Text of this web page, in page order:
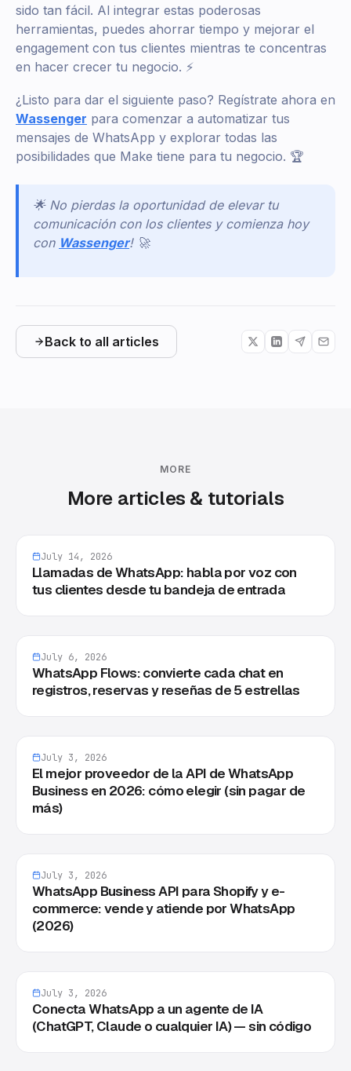
sido tan fácil. Al integrar estas poderosas
herramientas, puedes ahorrar tiempo y mejorar el
engagement con tus clientes mientras te concentras
en hacer crecer tu negocio. ⚡
¿Listo para dar el siguiente paso? Regístrate ahora en
Wassenger para comenzar a automatizar tus
mensajes de WhatsApp y explorar todas las
posibilidades que Make tiene para tu negocio. 🏆
🌟 No pierdas la oportunidad de elevar tu
comunicación con los clientes y comienza hoy
con Wassenger! 🚀
Back to all articles
MORE
More articles & tutorials
July 14, 2026
Llamadas de WhatsApp: habla por voz con
tus clientes desde tu bandeja de entrada
July 6, 2026
WhatsApp Flows: convierte cada chat en
registros, reservas y reseñas de 5 estrellas
July 3, 2026
El mejor proveedor de la API de WhatsApp
Business en 2026: cómo elegir (sin pagar de
más)
July 3, 2026
WhatsApp Business API para Shopify y e-
commerce: vende y atiende por WhatsApp
(2026)
July 3, 2026
Conecta WhatsApp a un agente de IA
(ChatGPT, Claude o cualquier IA) — sin código